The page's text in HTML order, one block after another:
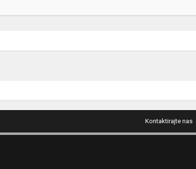
Kontaktirajte nas